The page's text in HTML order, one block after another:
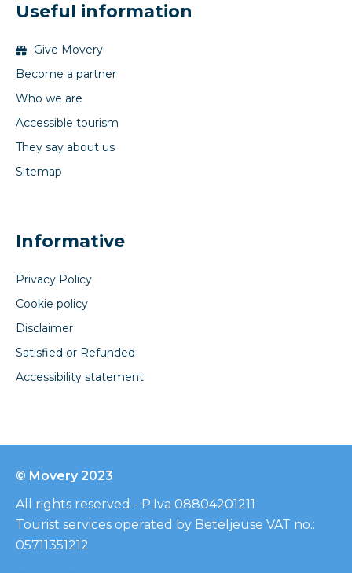
Useful information
Give Movery
Become a partner
Who we are
Accessible tourism
They say about us
Sitemap
Informative
Privacy Policy
Cookie policy
Disclaimer
Satisfied or Refunded
Accessibility statement
© Movery 2023
All rights reserved - P.Iva 08804201211
Tourist services operated by Beteljeuse VAT no.:
05711351212